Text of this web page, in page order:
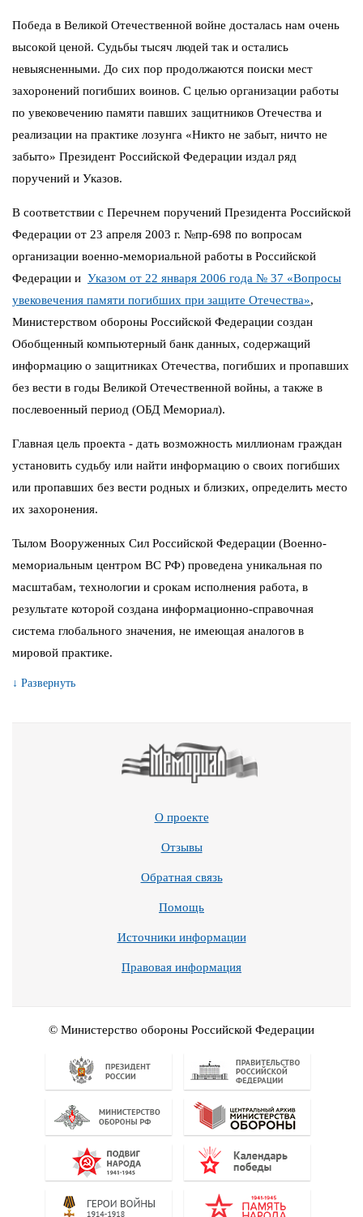
Победа в Великой Отечественной войне досталась нам очень
высокой ценой. Судьбы тысяч людей так и остались
невыясненными. До сих пор продолжаются поиски мест
захоронений погибших воинов. С целью организации работы
по увековечению памяти павших защитников Отечества и
реализации на практике лозунга «Никто не забыт, ничто не
забыто» Президент Российской Федерации издал ряд
поручений и Указов.
В соответствии с Перечнем поручений Президента Российской
Федерации от 23 апреля 2003 г. №пр-698 по вопросам
организации военно-мемориальной работы в Российской
Федерации и Указом от 22 января 2006 года № 37 «Вопросы
увековечения памяти погибших при защите Отечества»,
Министерством обороны Российской Федерации создан
Обобщенный компьютерный банк данных, содержащий
информацию о защитниках Отечества, погибших и пропавших
без вести в годы Великой Отечественной войны, а также в
послевоенный период (ОБД Мемориал).
Главная цель проекта - дать возможность миллионам граждан
установить судьбу или найти информацию о своих погибших
или пропавших без вести родных и близких, определить место
их захоронения.
Тылом Вооруженных Сил Российской Федерации (Военно-
мемориальным центром ВС РФ) проведена уникальная по
масштабам, технологии и срокам исполнения работа, в
результате которой создана информационно-справочная
система глобального значения, не имеющая аналогов в
мировой практике.
↓ Развернуть
О проекте
Отзывы
Обратная связь
Помощь
Источники информации
Правовая информация
© Министерство обороны Российской Федерации